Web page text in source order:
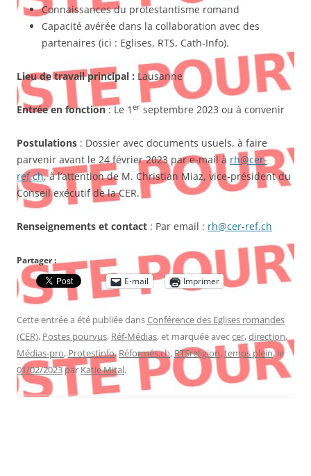
Connaissances du protestantisme romand
Capacité avérée dans la collaboration avec des
partenaires (ici : Eglises, RTS, Cath-Info).
Lieu de travail principal : Lausanne
Entrée en fonction: Le 1 er septembre 2023 ou à convenir
Postulations : Dossier avec documents usuels, à faire
parvenir avant le 24 février 2023 par e-mail à rh@cer-
ref.ch, à l’attention de M. Christian Miaz, vice-président du
Conseil exécutif de la CER.
Renseignements et contact : Par email : rh@cer-ref.ch
Partager :
E-mail
Imprimer
Cette entrée a été publiée dansConférence des Eglises romandes
(CER), Postes pourvus, Réf-Médias, et marquée aveccer,direction,
Médias-pro, Protestinfo, Réformés.ch, RTSreligion,temps plein, le
01/02/2023parKatie Mital.